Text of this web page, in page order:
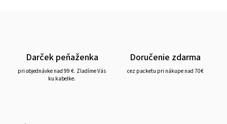
Darček peňaženka
pri objednávke nad 99 €. Zladíme Vás
ku kabelke.
Doručenie zdarma
cez packetu pri nákupe nad 70€